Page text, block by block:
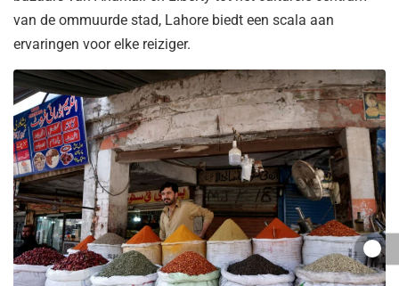
van de ommuurde stad, Lahore biedt een scala aan
ervaringen voor elke reiziger.